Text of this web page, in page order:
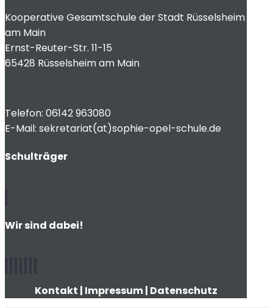
Kooperative Gesamtschule der Stadt Rüsselsheim
am Main
Ernst-Reuter-Str. 11-15
65428 Rüsselsheim am Main
Telefon: 06142 963080
E-Mail: sekretariat(at)sophie-opel-schule.de
Schulträger
Wir sind dabei!
Kontakt | Impressum| Datenschutz